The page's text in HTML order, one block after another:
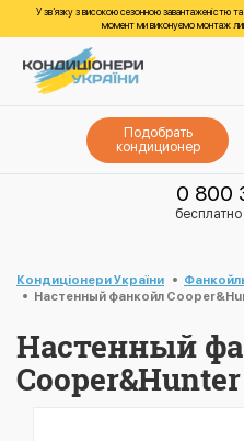
У зв’язку з високою сезонною завантаженістю
момент ми виконуємо монтаж
Подобрать
кондиционер
0 800
Кондиціонери України
Настенный фанкойл
Настенный